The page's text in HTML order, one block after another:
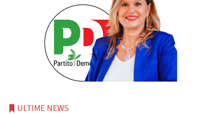
ULTIME NEWS